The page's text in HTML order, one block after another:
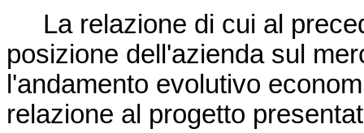
La relazione di cui al
posizione dell'azienda sul
l'andamento evolutivo
relazione al progetto